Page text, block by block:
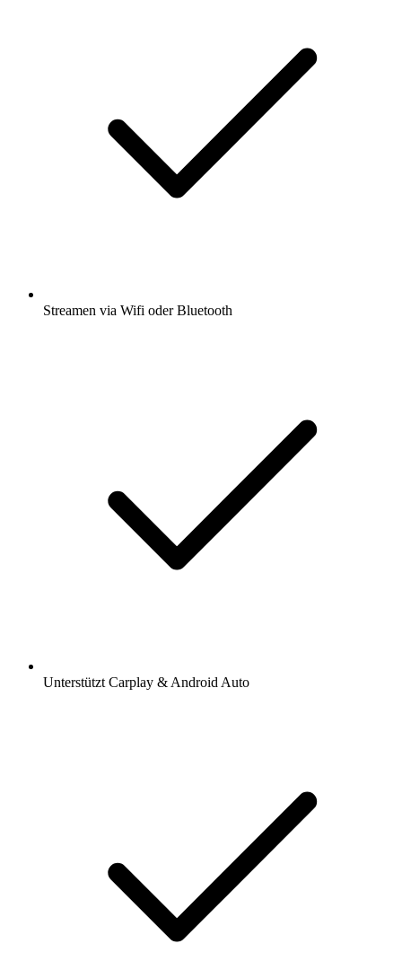
Streamen via Wifi oder Bluetooth
Unterstützt Carplay & Android Auto